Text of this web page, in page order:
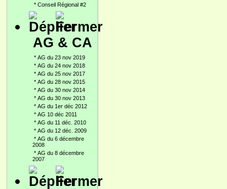
* Conseil Régional #2
AG & CA
* AG du 23 nov 2019
* AG du 24 nov 2018
* AG du 25 nov 2017
* AG du 28 nov 2015
* AG du 30 nov 2014
* AG du 30 nov 2013
* AG du 1er déc 2012
* AG 10 déc 2011
* AG du 11 déc. 2010
* AG du 12 déc. 2009
* AG du 6 décembre
2008
* AG du 8 décembre
2007